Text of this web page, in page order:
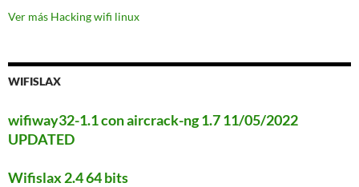
Ver más Hacking wifi linux
WIFISLAX
wifiway32-1.1 con aircrack-ng 1.7 11/05/2022
UPDATED
Wifislax 2.4 64 bits